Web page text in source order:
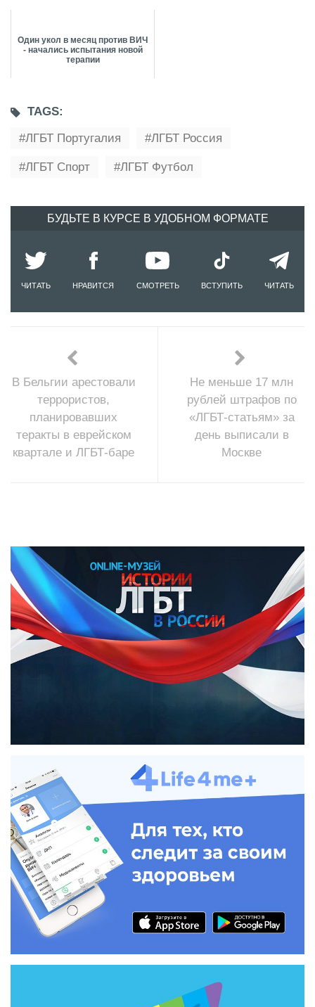
Один укол в месяц против ВИЧ
- начались испытания новой
терапии
TAGS:
ЛГБТ Португалия
ЛГБТ Россия
ЛГБТ Спорт ЛГБТ Футбол
БУДЬТЕ В КУРСЕ В УДОБНОМ ФОРМАТЕ
ЧИТАТЬ НРАВИТСЯ СМОТРЕТЬ ВСТУПИТЬ ЧИТАТЬ
В Бельгии арестовали
террористов,
планировавших
теракты в еврейском
квартале и ЛГБТ-баре
Не меньше 17 млн
рублей штрафов по
«ЛГБТ-статьям» за
день выписали в
Москве